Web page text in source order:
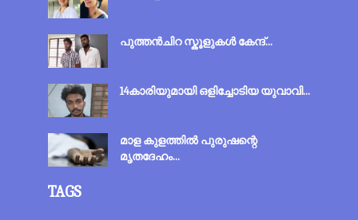
പുത്തന്‍‌ചിറ സ്കൂളുകള്‍ കേന്ദ്...
14കാരിയുമായി ഒളിച്ചോടിയ യുവാവി...
മാള കുളത്തിൽ പുരുഷന്റെ
മൃതദേഹം...
TAGS